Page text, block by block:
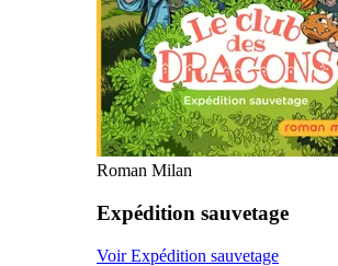
Roman Milan
Expédition sauvetage
Voir Expédition sauvetage